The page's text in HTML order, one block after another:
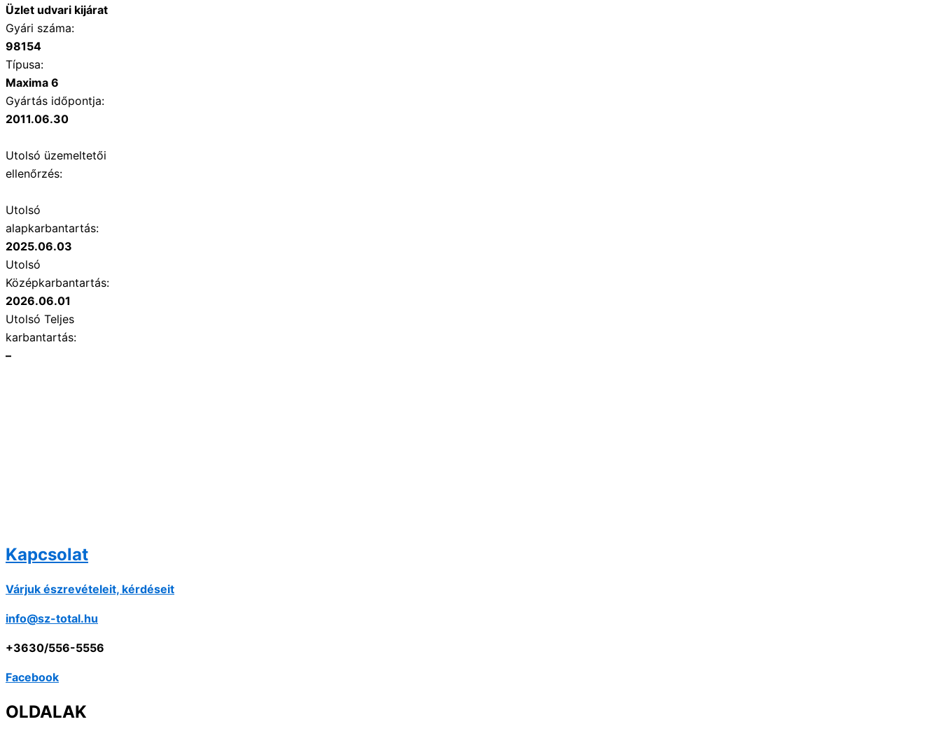
Üzlet udvari kijárat
Gyári száma:
98154
Típusa:
Maxima 6
Gyártás időpontja:
2011.06.30
Utolsó üzemeltetői
ellenőrzés:
Utolsó
alapkarbantartás:
2025.06.03
Utolsó
Középkarbantartás:
2026.06.01
Utolsó Teljes
karbantartás:
–
Kapcsolat
Várjuk észrevételeit, kérdéseit
info@sz-total.hu
+3630/556-5556
Facebook
OLDALAK